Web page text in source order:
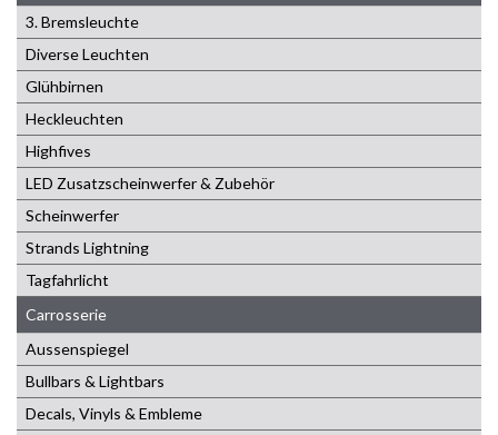
3. Bremsleuchte
Diverse Leuchten
Glühbirnen
Heckleuchten
Highfives
LED Zusatzscheinwerfer & Zubehör
Scheinwerfer
Strands Lightning
Tagfahrlicht
Carrosserie
Aussenspiegel
Bullbars & Lightbars
Decals, Vinyls & Embleme